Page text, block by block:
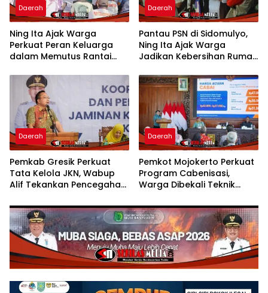
Daerah
Ning Ita Ajak Warga
Perkuat Peran Keluarga
dalam Memutus Rantai
Daerah
Pantau PSN di Sidomulyo,
Ning Ita Ajak Warga
Jadikan Kebersihan Rumah
Sehat
Daerah
Pemkab Gresik Perkuat
Tata Kelola JKN, Wabup
Alif Tekankan Pencegahan
Daerah
Pemkot Mojokerto Perkuat
Program Cabenisasi,
Warga Dibekali Teknik
Peluang Usaha